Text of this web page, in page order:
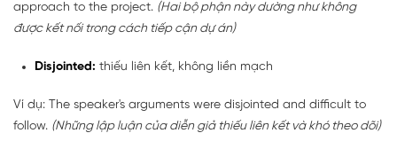
approach to the project. (Hai bộ phận này dường như không
được kết nối trong cách tiếp cận dự án)
Disjointed: thiếu liên kết, không liền mạch
Ví dụ: The speaker's arguments were disjointed and difficult to
follow. (Những lập luận của diễn giả thiếu liên kết và khó theo dõi)